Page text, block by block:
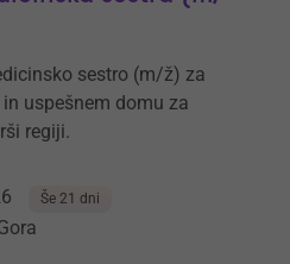
sestro (m/ž) za
uspešnem domu za
regiji.
Še 21 dni